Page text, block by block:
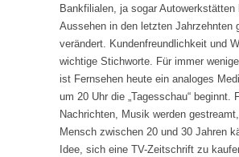
Bankfilialen, ja sogar Autowerkstätten
Aussehen in den letzten Jahrzehnten
verändert. Kundenfreundlichkeit und
wichtige Stichworte. Für immer
ist Fernsehen heute ein analoges
um 20 Uhr die „Tagesschau“ beginnt.
Nachrichten, Musik werden
Mensch zwischen 20 und 30 Jahren
Idee, sich eine TV-Zeitschrift zu